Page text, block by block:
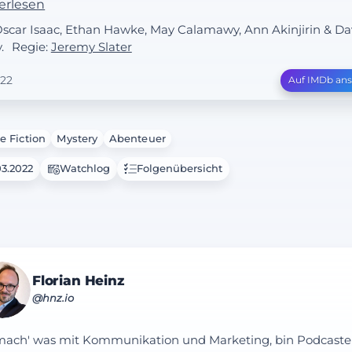
Söldner Marc Spector teilt. Dann tauchen dessen
in Stevens / Marcs Leben auf und während die
ihre komplexen Identitäten miteinander
der mächtigen Götter Ägyptens wieder.
Isaac, Ethan Hawke, May Calamawy, Ann Akinjirin &
Regie: Jeremy Slater
Auf IMDb
Fiction Mystery Abenteuer
Watchlog Folgenübersicht
Florian Heinz
@hnz.io
was mit Kommunikation und Marketing, bin